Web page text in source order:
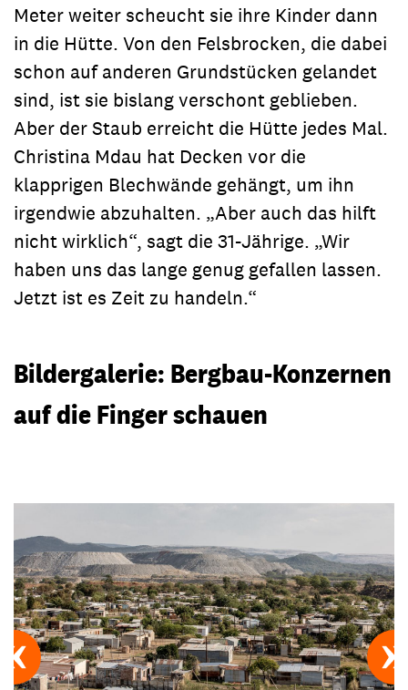
Meter weiter scheucht sie ihre Kinder dann
in die Hütte. Von den Felsbrocken, die dabei
schon auf anderen Grundstücken gelandet
sind, ist sie bislang verschont geblieben.
Aber der Staub erreicht die Hütte jedes Mal.
Christina Mdau hat Decken vor die
klapprigen Blechwände gehängt, um ihn
irgendwie abzuhalten. „Aber auch das hilft
nicht wirklich“, sagt die 31-Jährige. „Wir
haben uns das lange genug gefallen lassen.
Jetzt ist es Zeit zu handeln.“
Bildergalerie: Bergbau-Konzernen
auf die Finger schauen